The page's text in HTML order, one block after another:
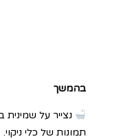
בהמשך
נצייר על שמינית
תמונות של כלי ניקוי.